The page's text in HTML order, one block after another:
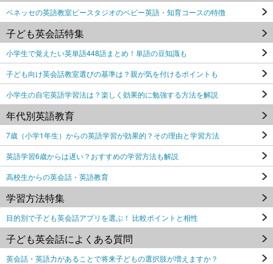
ベネッセの英語教室ビースタジオのベビー英語・知育コースの特徴
子ども英会話特集
小学生で覚えたい英単語448語まとめ！単語の豆知識も
子ども向け英会話教室選びの基準は？親が気を付けるポイントも
小学生の自宅英語学習法は？楽しく効果的に勉強する方法を解説
年代別英語教育
7歳（小学1年生）からの英語学習が効果的？その理由と学習方法
英語学習6歳からは遅い？おすすめの学習方法も解説
高校生からの英会話・英語教育
学習方法特集
目的別で子ども英会話アプリを選ぶ！ 比較ポイントと相性
子ども英会話によくある質問
英会話・英語力があることで将来子どもの選択肢が増えますか？